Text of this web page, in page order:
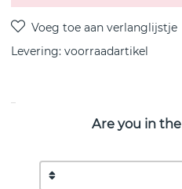
Levering: voorraadartikel
PRODUCTOMSCHRIJVING
Zilver/rhodiumgeplateerd
JEWELLERY
Are you in